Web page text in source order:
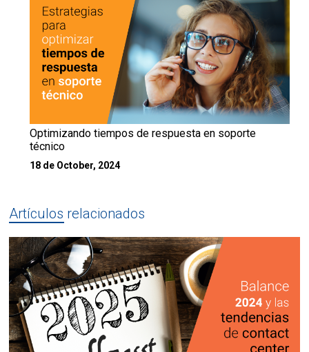
Optimizando tiempos de respuesta en soporte
técnico
18 de October, 2024
Artículos relacionados